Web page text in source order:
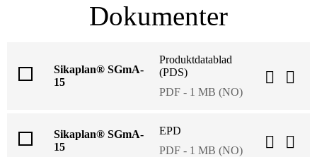
Dokumenter
Sikaplan® SGmA-
15
Produktdatablad
(PDS)
PDF - 1 MB (NO)
Sikaplan® SGmA-
15
EPD
PDF - 1 MB (NO)